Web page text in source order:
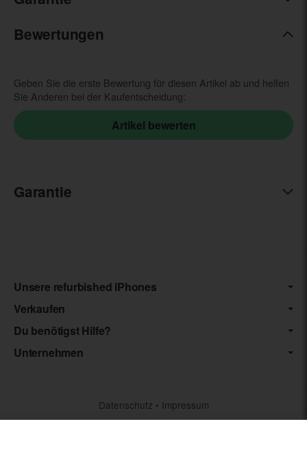
Bewertungen
Geben Sie die erste Bewertung für diesen Artikel ab und helfen
Sie Anderen bei der Kaufentscheidung:
Garantie
Unsere refurbished iPhones
Verkaufen
Du benötigst Hilfe?
Unternehmen
Datenschutz • Impressum